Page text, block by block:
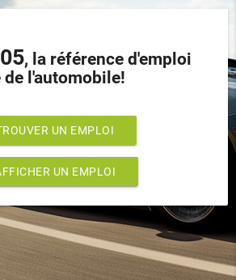
, la référence d'emploi
l'automobile!
UN EMPLOI
UN EMPLOI